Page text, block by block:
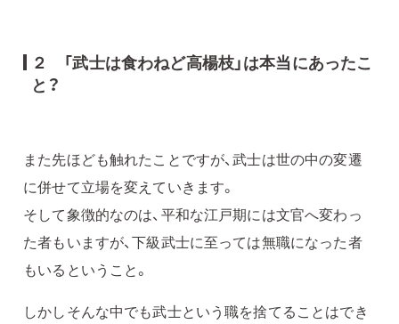
２ 「武士は食わねど高楊枝」は本当にあったこ
と？
また先ほども触れたことですが、武士は世の中の変遷
に併せて立場を変えていきます。
そして象徴的なのは、平和な江戸期には文官へ変わっ
た者もいますが、下級武士に至っては無職になった者
もいるということ。
しかしそんな中でも武士という職を捨てることはでき